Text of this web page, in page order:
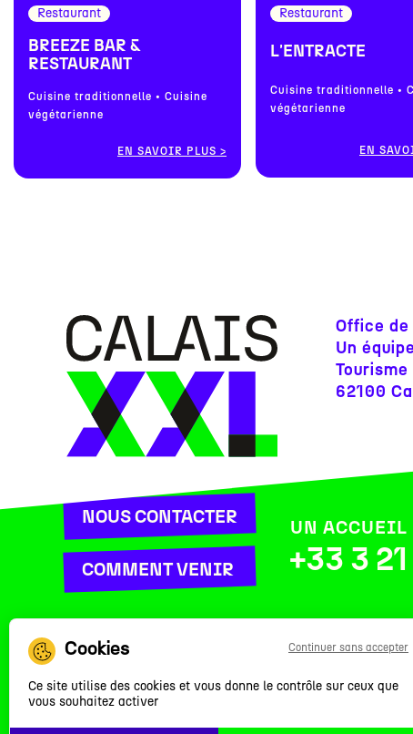
Restaurant
BREEZE BAR &
RESTAURANT
Cuisine traditionnelle • Cuisine
végétarienne
EN SAVOIR PLUS
Restaurant
L'ENTRACTE
Cuisine traditionnelle •
végétarienne
EN
Office de
Un
62100
NOUS CONTACTER
COMMENT VENIR
UN ACCUEIL
+33 3
L’OFFICE GROUPES PRESSE
PROPOSER UN CONTENU
Plan
Ce site utilise des cookies et vous donne le contrôle sur ceux que
vous souhaitez activer
Continuer sans accepter